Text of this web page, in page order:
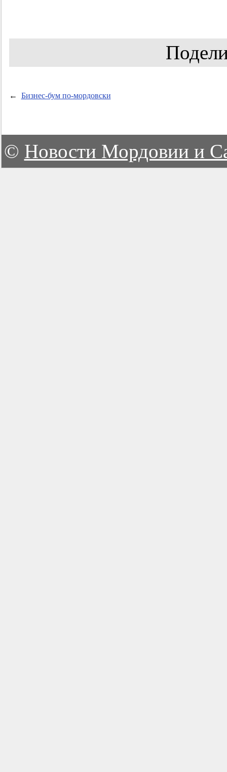
← Бизнес-бум по-мордовски
© Новости Мордовии и